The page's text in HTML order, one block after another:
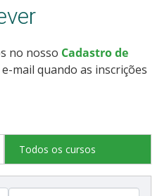
no nosso Cadastro de
mail quando as inscrições
Todos os cursos